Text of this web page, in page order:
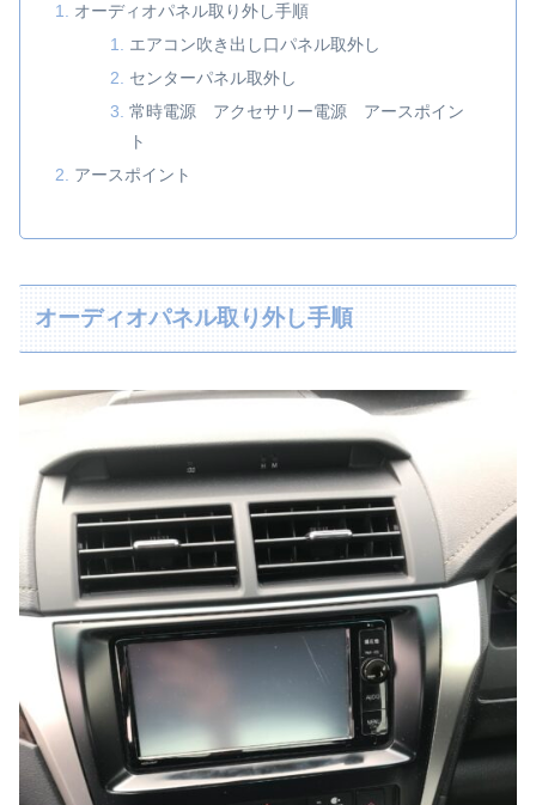
オーディオパネル取り外し手順
エアコン吹き出し口パネル取外し
センターパネル取外し
常時電源 アクセサリー電源 アースポイン
ト
アースポイント
オーディオパネル取り外し手順